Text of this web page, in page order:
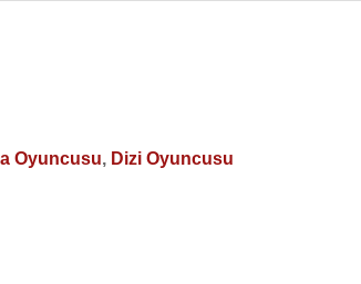
Oyuncusu, Dizi Oyuncusu